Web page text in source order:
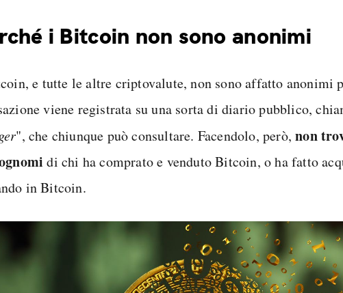
i Bitcoin non sono anonimi
e tutte le altre criptovalute, non sono affatto anonimi
viene registrata su una sorta di diario pubblico,
", che chiunque può consultare. Facendolo, però,non
di chi ha comprato e venduto Bitcoin, o ha fatto
in Bitcoin.